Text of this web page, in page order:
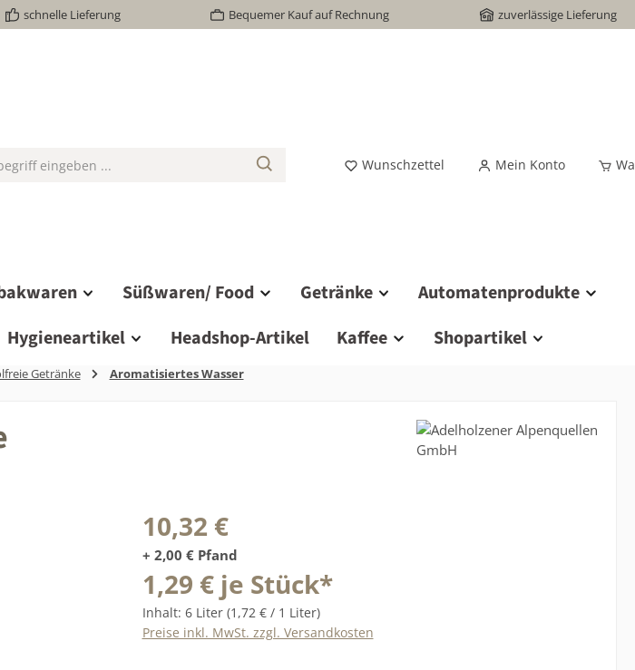
schnelle Lieferung Bequemer Kauf auf Rechnung zuverlässige Lieferung
Wunschzettel Mein Konto
Süßwaren/ Food Getränke
Automatenprodukte
Hygieneartikel Headshop-Artikel Kaffee Shopartikel
Getränke Aromatisiertes Wasser
Regulärer Preis:
10,32 €
+ 2,00 € Pfand
1,29 € je Stück*
Inhalt: 6 Liter (1,72 € / 1 Liter)
Preise inkl. MwSt. zzgl. Versandkosten